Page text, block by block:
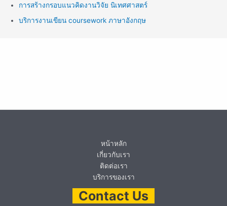
การสร้างกรอบแนวคิดงานวิจัย นิเทศศาสตร์
บริการงานเขียน coursework ภาษาอังกฤษ
หน้าหลัก
เกี่ยวกับเรา
ติดต่อเรา
บริการของเรา
Contact Us